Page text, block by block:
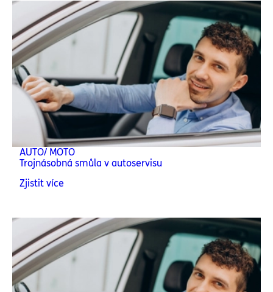
AUTO/ MOTO
Trojnásobná smůla v autoservisu
Zjistit více